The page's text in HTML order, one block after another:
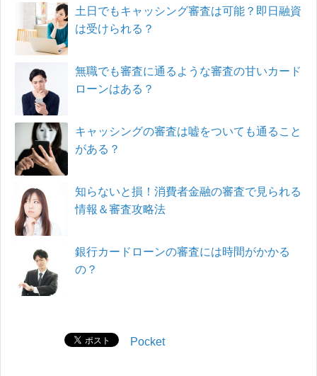
土日でもキャッシング審査は可能？即日融資
は受けられる？
無職でも審査に通るような審査の甘いカード
ローンはある？
キャッシングの審査は嘘をついても通ること
がある？
知らないと損！消費者金融の審査で見られる
情報＆審査攻略法
銀行カードローンの審査には時間がかかる
の？
Pocket